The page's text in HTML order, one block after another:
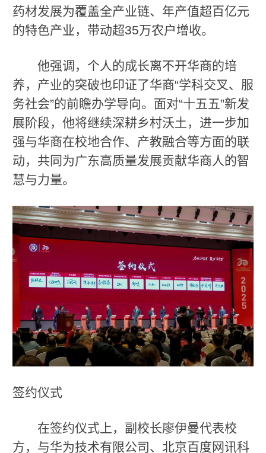
药材发展为覆盖全产业链、年产值超百亿元
的特色产业，带动超35万农户增收。
他强调，个人的成长离不开华商的培
养，产业的突破也印证了华商“学科交叉、服
务社会”的前瞻办学导向。面对“十五五”新发
展阶段，他将继续深耕乡村沃土，进一步加
强与华商在校地合作、产教融合等方面的联
动，共同为广东高质量发展贡献华商人的智
慧与力量。
签约仪式
在签约仪式上，副校长廖伊曼代表校
方，与华为技术有限公司、北京百度网讯科